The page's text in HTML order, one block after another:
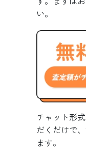
い。
チャット形
だくだけで
ます。